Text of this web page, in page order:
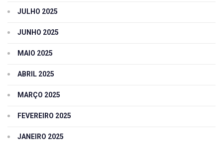
JULHO 2025
JUNHO 2025
MAIO 2025
ABRIL 2025
MARÇO 2025
FEVEREIRO 2025
JANEIRO 2025